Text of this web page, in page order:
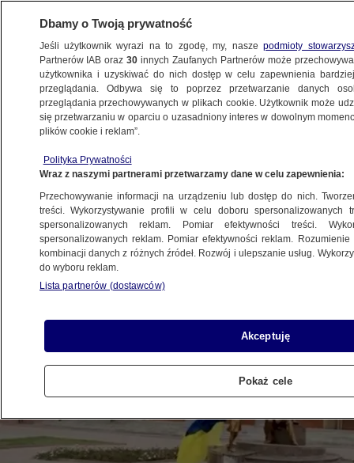
ŚWIAT
musiał uciekać na piechotę
10.09.2022, 16:34
Udostępnij
Dbamy o Twoją prywatność
Jeśli użytkownik wyrazi na to zgodę, my, naszepodmioty
Partnerów IAB oraz30 innych Zaufanych Partnerów może
użytkownika i uzyskiwać do nich dostęp w celu zapewnienia
przeglądania. Odbywa się to poprzez przetwarzanie danych
przeglądania przechowywanych w plikach cookie. Użytkownik może
się przetwarzaniu w oparciu o uzasadniony interes w dowolnym
plików cookie i reklam”.
Polityka Prywatności
Wraz z naszymi partnerami przetwarzamy dane w celu zapewnienia:
Przechowywanie informacji na urządzeniu lub dostęp do nich.
treści. Wykorzystywanie profili w celu doboru spersonalizowanych
spersonalizowanych reklam. Pomiar efektywności treści.
spersonalizowanych reklam. Pomiar efektywności reklam.
kombinacji danych z różnych źródeł. Rozwój i ulepszanie usług.
do wyboru reklam.
Lista partnerów (dostawców)
Akceptuję
Pokaż cele